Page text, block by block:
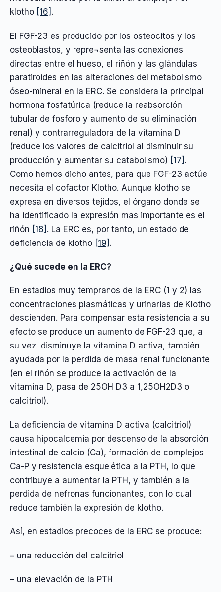
klotho [16] .
El FGF-23 es producido por los osteocitos y los
osteoblastos, y repre¬senta las conexiones
directas entre el hueso, el riñón y las glándulas
paratiroides en las alteraciones del metabolismo
óseo-mineral en la ERC. Se considera la principal
hormona fosfatúrica (reduce la reabsorción
tubular de fosforo y aumento de su eliminación
renal) y contrarreguladora de la vitamina D
(reduce los valores de calcitriol al disminuir su
producción y aumentar su catabolismo) [17] .
Como hemos dicho antes, para que FGF-23 actúe
necesita el cofactor Klotho. Aunque klotho se
expresa en diversos tejidos, el órgano donde se
ha identificado la expresión mas importante es el
riñón [18] . La ERC es, por tanto, un estado de
deficiencia de klotho [19] .
¿Qué sucede en la ERC?
En estadios muy tempranos de la ERC (1 y 2) las
concentraciones plasmáticas y urinarias de Klotho
descienden. Para compensar esta resistencia a su
efecto se produce un aumento de FGF-23 que, a
su vez, disminuye la vitamina D activa, también
ayudada por la perdida de masa renal funcionante
(en el riñón se produce la activación de la
vitamina D, pasa de 25OH D3 a 1,25OH2D3 o
calcitriol).
La deficiencia de vitamina D activa (calcitriol)
causa hipocalcemia por descenso de la absorción
intestinal de calcio (Ca), formación de complejos
Ca-P y resistencia esquelética a la PTH, lo que
contribuye a aumentar la PTH, y también a la
perdida de nefronas funcionantes, con lo cual
reduce también la expresión de klotho.
Así, en estadios precoces de la ERC se produce:
– una reducción del calcitriol
– una elevación de la PTH